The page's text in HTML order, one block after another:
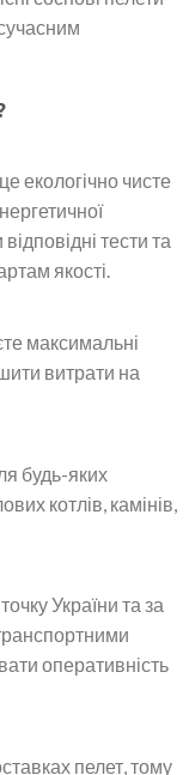
екологічно чисте
тести та
якості.
максимальні
витрати на
будь-яких
котлів, камінів,
України та за
оперативність
пелет, тому